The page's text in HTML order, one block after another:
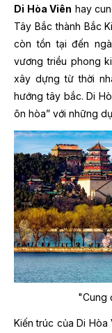
Di Hòa Viên hay
Tây Bắc thành Bắc
còn tồn tại đến
vương triều phong
xây dựng từ thời
hướng tây bắc. Di
ôn hòa” với những
"Cung
Kiến trúc của Di